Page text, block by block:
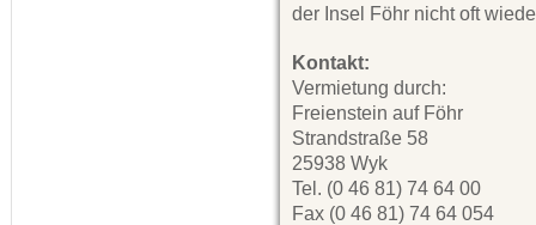
der Insel Föhr nicht oft
Kontakt:
Vermietung durch:
Freienstein auf Föhr
Strandstraße 58
25938 Wyk
Tel. (0 46 81) 74 64 00
Fax (0 46 81) 74 64 054